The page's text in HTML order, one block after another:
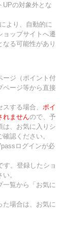
UPの対象外とな
より、自動的に
ョップサイトへ遷
る可能性があり
ージ（ポイント付
ページ等から直接
する場合、 ポイ
れませんので、予
は、お気に入りシ
認ください。
ログインが必
す。登録したショ
。
一覧から「お気に
た場合は、お気に